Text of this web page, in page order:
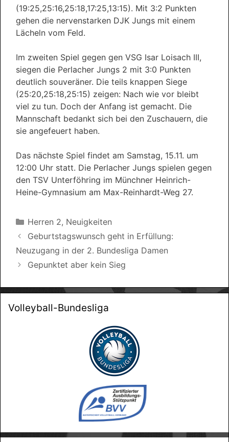
(19:25,25:16,25:18,17:25,13:15). Mit 3:2 Punkten
gehen die nervenstarken DJK Jungs mit einem
Lächeln vom Feld.
Im zweiten Spiel gegen gen VSG Isar Loisach III,
siegen die Perlacher Jungs 2 mit 3:0 Punkten
deutlich souveräner. Die teils knappen Siege
(25:20,25:18,25:15) zeigen: Nach wie vor bleibt
viel zu tun. Doch der Anfang ist gemacht. Die
Mannschaft bedankt sich bei den Zuschauern, die
sie angefeuert haben.
Das nächste Spiel findet am Samstag, 15.11. um
12:00 Uhr statt. Die Perlacher Jungs spielen gegen
den TSV Unterföhring im Münchner Heinrich-
Heine-Gymnasium am Max-Reinhardt-Weg 27.
Kategorien
Herren 2, Neuigkeiten
Geburtstagswunsch geht in Erfüllung:
Neuzugang in der 2. Bundesliga Damen
Gepunktet aber kein Sieg
Volleyball-Bundesliga